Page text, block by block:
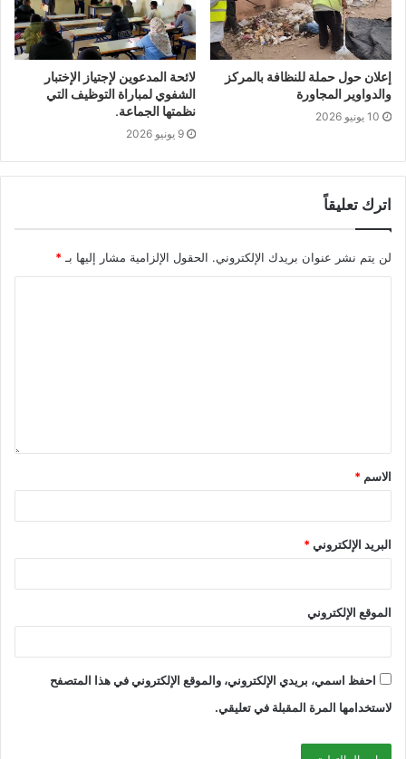
إعلان حول حملة للنظافة بالمركز
والدواوير المجاورة
10 يونيو 2026
لائحة المدعوين لإجتياز الإختبار
الشفوي لمباراة التوظيف التي
نظمتها الجماعة.
9 يونيو 2026
اترك تعليقاً
لن يتم نشر عنوان بريدك الإلكتروني. الحقول الإلزامية مشار إليها بـ *
الاسم *
البريد الإلكتروني*
الموقع الإلكتروني
احفظ اسمي، بريدي الإلكتروني، والموقع الإلكتروني في هذا المتصفح
لاستخدامها المرة المقبلة في تعليقي.